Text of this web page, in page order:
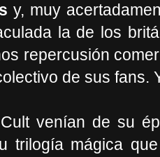
y, muy
la de los
repercusión
de sus
venían de su
trilogía mágica